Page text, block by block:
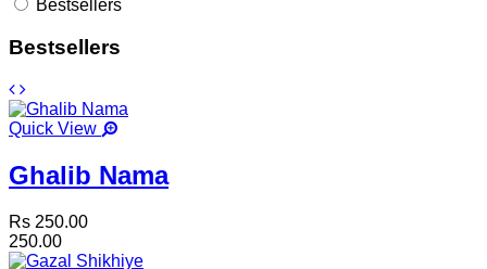
Bestsellers
Bestsellers
Quick View
Ghalib Nama
Rs 250.00
250.00